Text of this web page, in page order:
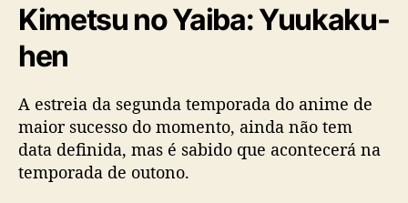
Kimetsu no Yaiba: Yuukaku-
hen
A estreia da segunda temporada do anime de
maior sucesso do momento, ainda não tem
data definida, mas é sabido que acontecerá na
temporada de outono.